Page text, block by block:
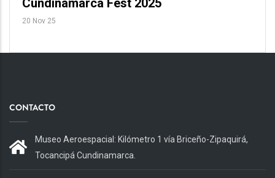
20 Nov 25
CONTACTO
Museo Aeroespacial: Kilómetro 1 vía Briceño-Zipaquirá,
Tocancipá Cundinamarca.